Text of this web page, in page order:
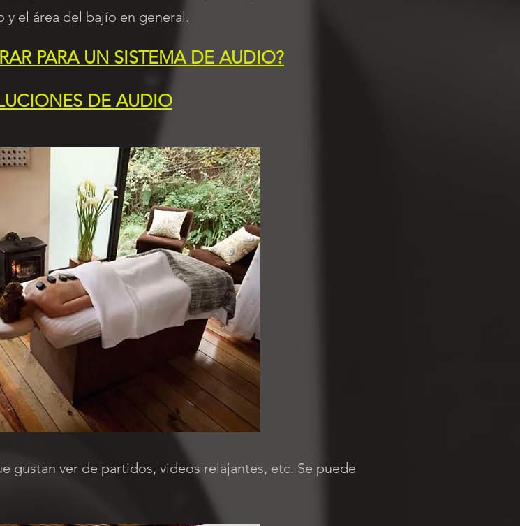
el área del bajío en general.
PARA UN SISTEMA DE AUDIO?
DE AUDIO
gustan ver de partidos, videos relajantes, etc. Se puede